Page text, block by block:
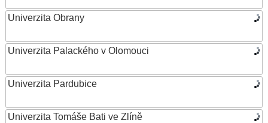
Univerzita Obrany
Univerzita Palackého v Olomouci
Univerzita Pardubice
Univerzita Tomáše Bati ve Zlíně